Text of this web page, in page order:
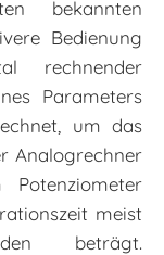
bekannten
Bedienung
rechnender
Parameters
um das
Analogrechner
meist
beträgt.